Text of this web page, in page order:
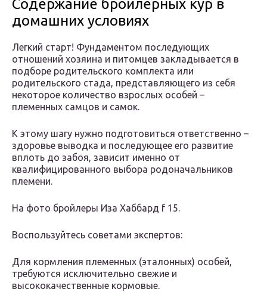
Содержание бройлерных кур в
домашних условиях
Легкий старт! Фундаментом последующих
отношений хозяина и питомцев закладывается в
подборе родительского комплекта или
родительского стада, представляющего из себя
некоторое количество взрослых особей –
племенных самцов и самок.
К этому шагу нужно подготовиться ответственно –
здоровье выводка и последующее его развитие
вплоть до забоя, зависит именно от
квалифицированного выбора родоначальников
племени.
На фото бройлеры Иза Хаббард f 15.
Воспользуйтесь советами экспертов:
Для кормления племенных (эталонных) особей,
требуются исключительно свежие и
высококачественные кормовые.